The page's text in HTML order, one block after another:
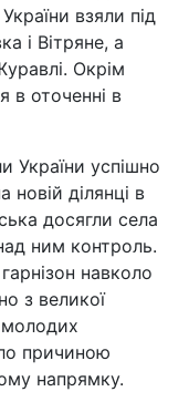
взяли під
і Вітряне, а
Окрім
в оточенні в
України успішно
новій ділянці в
досягли села
ним контроль.
навколо
з великої
молодих
причиною
напрямку.